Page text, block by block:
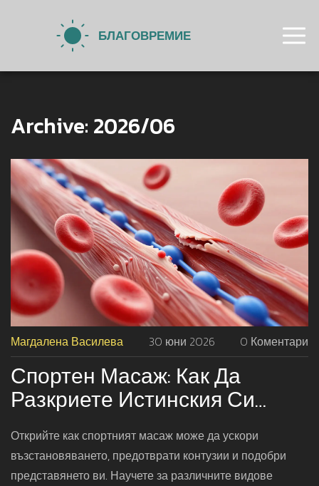
Archive: 2026/06
Магдалена Василева 30 юни 2026 0 Коментари
Спортен Масаж: Как Да
Разкриете Истинския Си
Потенциал И Избегнете
Контузии
Открийте как спортният масаж може да ускори
възстановяването, предотврати контузии и подобри
представянето ви. Научете за различните видове